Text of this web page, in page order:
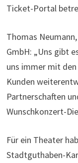
Ticket-Portal
Thomas
GmbH: „Uns gibt
uns immer mit
Kunden
Partnerschaften
Wunschkonzert-
Für ein Theater
Stadtguthaben-